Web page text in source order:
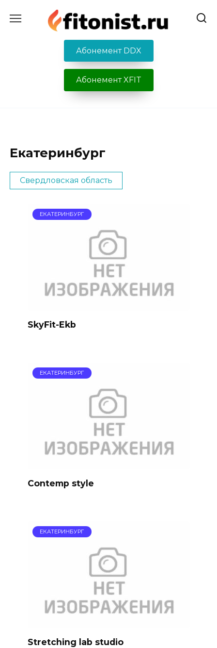
содержанию
Абонемент DDX
Абонемент XFIT
Екатеринбург
Свердловская область
ЕКАТЕРИНБУРГ
SkyFit-Ekb
ЕКАТЕРИНБУРГ
Contemp style
ЕКАТЕРИНБУРГ
Stretching lab studio